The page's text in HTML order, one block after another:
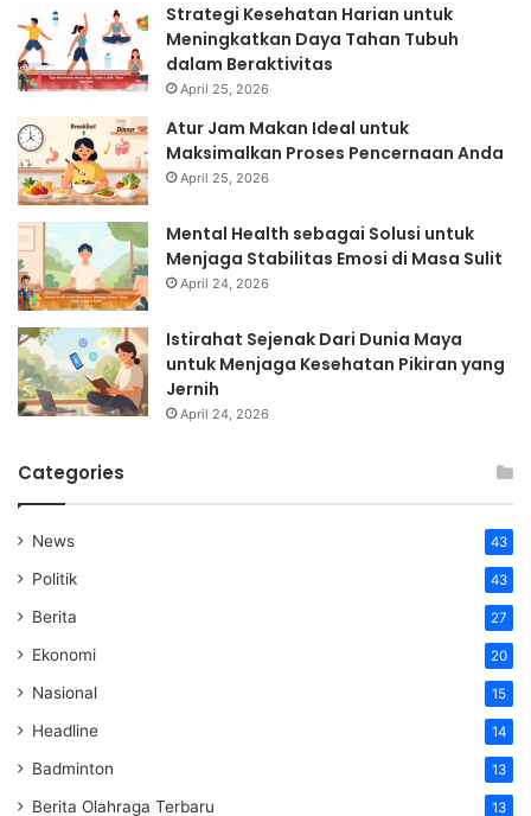
Strategi Kesehatan Harian untuk
Meningkatkan Daya Tahan Tubuh
dalam Beraktivitas
April 25, 2026
Atur Jam Makan Ideal untuk
Maksimalkan Proses Pencernaan Anda
April 25, 2026
Mental Health sebagai Solusi untuk
Menjaga Stabilitas Emosi di Masa Sulit
April 24, 2026
Istirahat Sejenak Dari Dunia Maya
untuk Menjaga Kesehatan Pikiran yang
Jernih
April 24, 2026
Categories
News 43
Politik 43
Berita 27
Ekonomi 20
Nasional 15
Headline 14
Badminton 13
Berita Olahraga Terbaru 13